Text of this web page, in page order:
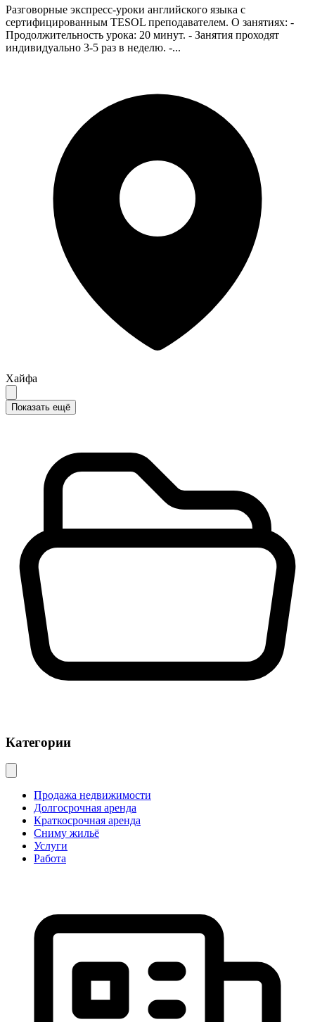
Разговорные экспресс-уроки английского языка с
сертифицированным TESOL преподавателем. О занятиях: -
Продолжительность урока: 20 минут. - Занятия проходят
индивидуально 3-5 раз в неделю. -...
Хайфа
Показать ещё
Категории
Продажа недвижимости
Долгосрочная аренда
Краткосрочная аренда
Сниму жильё
Услуги
Работа